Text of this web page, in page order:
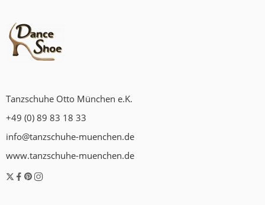
Tanzschuhe Otto München e.K.
+49 (0) 89 83 18 33
info@tanzschuhe-muenchen.de
www.tanzschuhe-muenchen.de